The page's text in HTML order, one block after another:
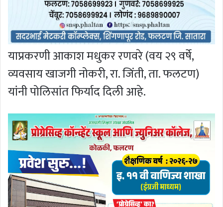
याप्रकरणी आकाश मधुकर रणवरे (वय २९ वर्षे,
व्यवसाय खाजगी नोकरी, रा. जिंती, ता. फलटण)
यांनी पोलिसांत फिर्याद दिली आहे.